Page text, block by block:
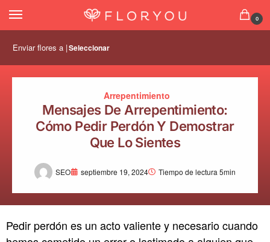
0
Enviar flores a |Seleccionar
Arrepentimiento
Mensajes De Arrepentimiento:
Cómo Pedir Perdón Y Demostrar
Que Lo Sientes
SEO septiembre 19, 2024 Tiempo de lectura 5min
Pedir perdón es un acto valiente y necesario cuando